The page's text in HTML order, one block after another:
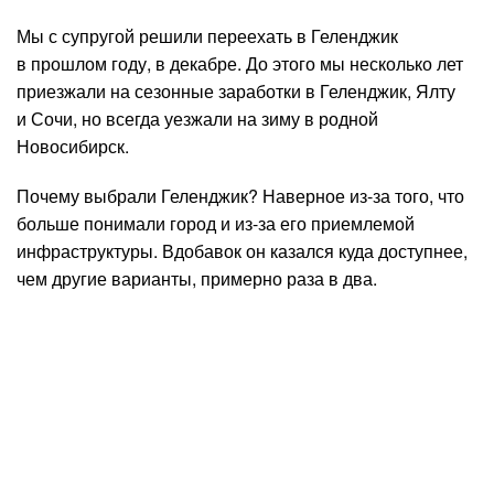
Мы с супругой решили переехать в Геленджик
в прошлом году, в декабре. До этого мы несколько лет
приезжали на сезонные заработки в Геленджик, Ялту
и Сочи, но всегда уезжали на зиму в родной
Новосибирск.
Почему выбрали Геленджик? Наверное из-за того, что
больше понимали город и из-за его приемлемой
инфраструктуры. Вдобавок он казался куда доступнее,
чем другие варианты, примерно раза в два.